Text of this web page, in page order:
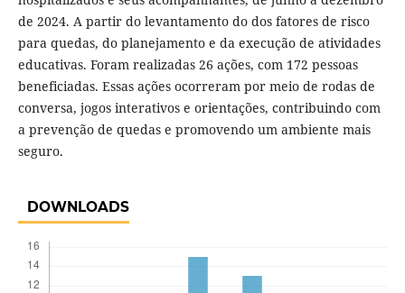
de 2024. A partir do levantamento do dos fatores de risco
para quedas, do planejamento e da execução de atividades
educativas. Foram realizadas 26 ações, com 172 pessoas
beneficiadas. Essas ações ocorreram por meio de rodas de
conversa, jogos interativos e orientações, contribuindo com
a prevenção de quedas e promovendo um ambiente mais
seguro.
DOWNLOADS